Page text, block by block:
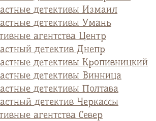
детективы Измаил
детективы Умань
агентства Центр
детектив Днепр
детективы Кропивницкий
детективы Винница
детективы Полтава
детектив Черкассы
агентства Север